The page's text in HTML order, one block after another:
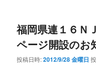
福岡県連１６Ｎ
ページ開設のお
投稿日時:2012/9/28 金曜日